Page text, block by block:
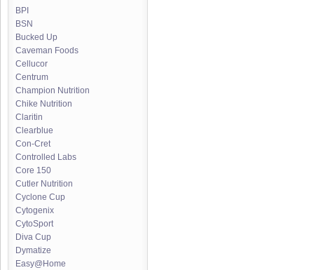
BPI
BSN
Bucked Up
Caveman Foods
Cellucor
Centrum
Champion Nutrition
Chike Nutrition
Claritin
Clearblue
Con-Cret
Controlled Labs
Core 150
Cutler Nutrition
Cyclone Cup
Cytogenix
CytoSport
Diva Cup
Dymatize
Easy@Home